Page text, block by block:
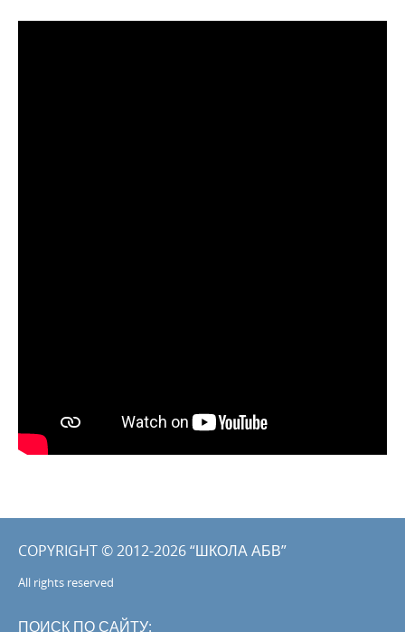
COPYRIGHT © 2012-2026 “ШКОЛА АБВ”
All rights reserved
ПОИСК ПО САЙТУ: